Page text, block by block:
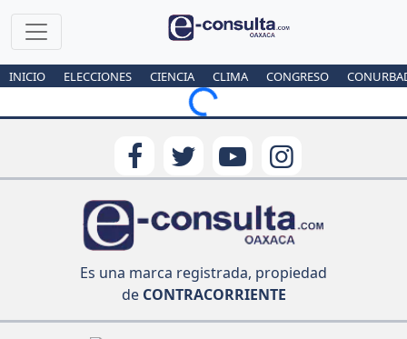
INICIO ELECCIONES CIENCIA CLIMA CONGRESO
Loading...
Es una marca registrada, propiedad
deCONTRACORRIENTE